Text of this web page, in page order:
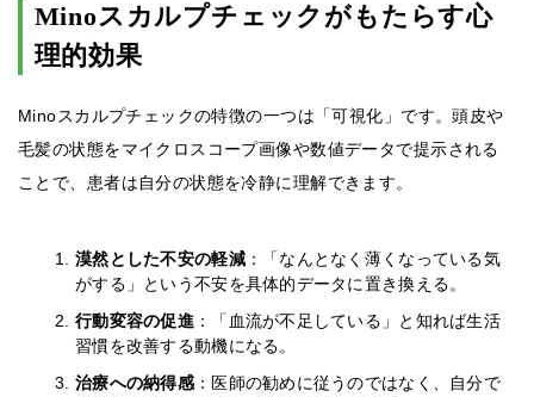
Minoスカルプチェックがもたらす心
理的効果
Minoスカルプチェックの特徴の一つは「可視化」です。頭皮や
毛髪の状態をマイクロスコープ画像や数値データで提示される
ことで、患者は自分の状態を冷静に理解できます。
漠然とした不安の軽減：「なんとなく薄くなっている気
がする」という不安を具体的データに置き換える。
行動変容の促進：「血流が不足している」と知れば生活
習慣を改善する動機になる。
治療への納得感：医師の勧めに従うのではなく、自分で